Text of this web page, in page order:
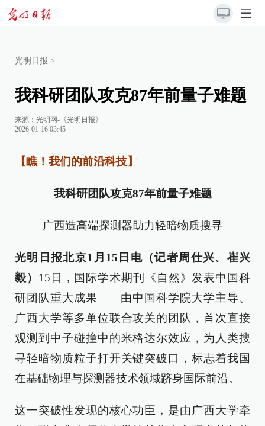
光明日报 >
我科研团队攻克87年前量子难题
来源： 光明网-《光明日报》
2026-01-16 03:45
【瞧！我们的前沿科技】
我科研团队攻克87年前量子难题
广西造高端探测器助力轻暗物质搜寻
光明日报北京1月15日电（记者周仕兴、崔兴
毅） 15日，国际学术期刊《自然》发表中国科
研团队重大成果——由中国科学院大学主导、
广西大学等多单位联合攻关的团队，首次直接
观测到中子碰撞中的米格达尔效应，为人类搜
寻轻暗物质粒子打开关键突破口，标志着我国
在基础物理与探测器技术领域跻身国际前沿。
这一突破性发现的核心功臣，是由广西大学牵